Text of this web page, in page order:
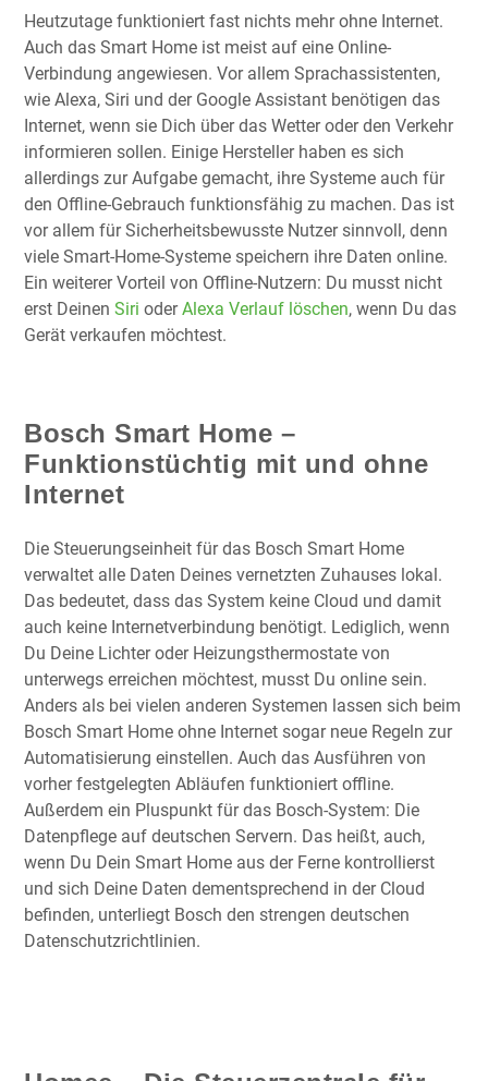
Heutzutage funktioniert fast nichts mehr ohne Internet.
Auch das Smart Home ist meist auf eine Online-
Verbindung angewiesen. Vor allem Sprachassistenten,
wie Alexa, Siri und der Google Assistant benötigen das
Internet, wenn sie Dich über das Wetter oder den Verkehr
informieren sollen. Einige Hersteller haben es sich
allerdings zur Aufgabe gemacht, ihre Systeme auch für
den Offline-Gebrauch funktionsfähig zu machen. Das ist
vor allem für Sicherheitsbewusste Nutzer sinnvoll, denn
viele Smart-Home-Systeme speichern ihre Daten online.
Ein weiterer Vorteil von Offline-Nutzern: Du musst nicht
erst Deinen Siri oderAlexa Verlauf löschen, wenn Du das
Gerät verkaufen möchtest.
Bosch Smart Home –
Funktionstüchtig mit und ohne
Internet
Die Steuerungseinheit für das Bosch Smart Home
verwaltet alle Daten Deines vernetzten Zuhauses lokal.
Das bedeutet, dass das System keine Cloud und damit
auch keine Internetverbindung benötigt. Lediglich, wenn
Du Deine Lichter oder Heizungsthermostate von
unterwegs erreichen möchtest, musst Du online sein.
Anders als bei vielen anderen Systemen lassen sich beim
Bosch Smart Home ohne Internet sogar neue Regeln zur
Automatisierung einstellen. Auch das Ausführen von
vorher festgelegten Abläufen funktioniert offline.
Außerdem ein Pluspunkt für das Bosch-System: Die
Datenpflege auf deutschen Servern. Das heißt, auch,
wenn Du Dein Smart Home aus der Ferne kontrollierst
und sich Deine Daten dementsprechend in der Cloud
befinden, unterliegt Bosch den strengen deutschen
Datenschutzrichtlinien.